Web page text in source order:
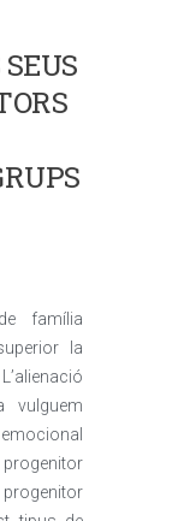
família
la
vulguem
progenitor